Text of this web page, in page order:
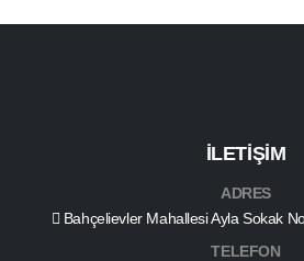
İLETİŞİM
ADRES
Bahçelievler Mahallesi Ayla Sokak
TELEFON